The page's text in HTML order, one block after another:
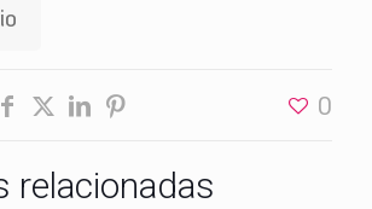
0
relacionadas